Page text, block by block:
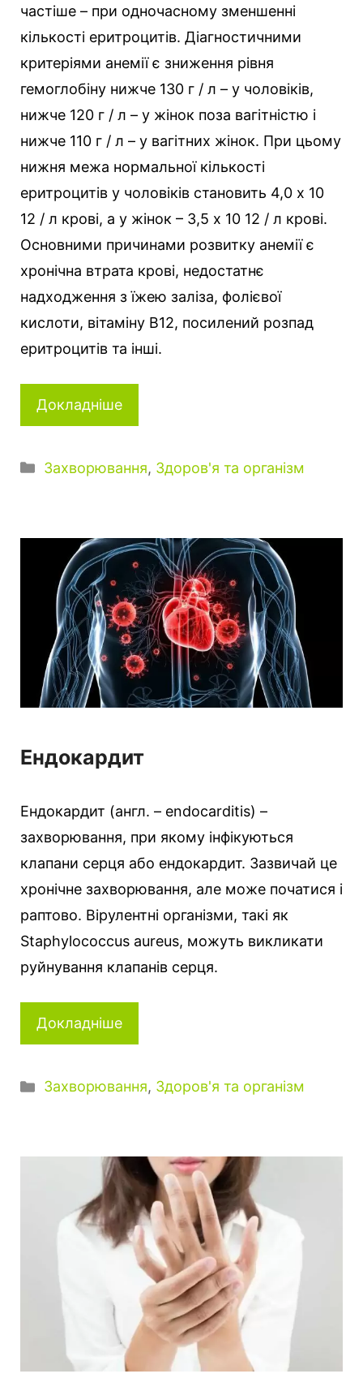
частіше – при одночасному зменшенні
кількості еритроцитів. Діагностичними
критеріями анемії є зниження рівня
гемоглобіну нижче 130 г / л – у чоловіків,
нижче 120 г / л – у жінок поза вагітністю і
нижче 110 г / л – у вагітних жінок. При цьому
нижня межа нормальної кількості
еритроцитів у чоловіків становить 4,0 x 10
12 / л крові, а у жінок – 3,5 x 10 12 / л крові.
Основними причинами розвитку анемії є
хронічна втрата крові, недостатнє
надходження з їжею заліза, фолієвої
кислоти, вітаміну В12, посилений розпад
еритроцитів та інші.
Докладніше
К
Захворювання, Здоров'я та організм
Ендокардит
Ендокардит (англ. – endocarditis) –
захворювання, при якому інфікуються
клапани серця або ендокардит. Зазвичай це
хронічне захворювання, але може початися і
раптово. Вірулентні організми, такі як
Staphylococcus aureus, можуть викликати
руйнування клапанів серця.
Докладніше
К
Захворювання, Здоров'я та організм